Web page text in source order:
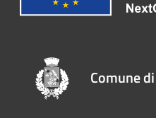
Comune